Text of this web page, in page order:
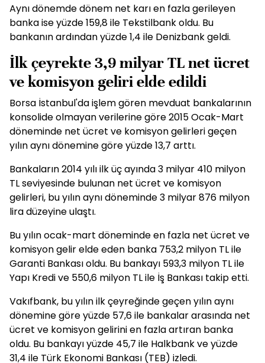
Aynı dönemde dönem net karı en fazla gerileyen
banka ise yüzde 159,8 ile Tekstilbank oldu. Bu
bankanın ardından yüzde 1,4 ile Denizbank geldi.
İlk çeyrekte 3,9 milyar TL net ücret
ve komisyon geliri elde edildi
Borsa İstanbul'da işlem gören mevduat bankalarının
konsolide olmayan verilerine göre 2015 Ocak-Mart
döneminde net ücret ve komisyon gelirleri geçen
yılın aynı dönemine göre yüzde 13,7 arttı.
Bankaların 2014 yılı ilk üç ayında 3 milyar 410 milyon
TL seviyesinde bulunan net ücret ve komisyon
gelirleri, bu yılın aynı döneminde 3 milyar 876 milyon
lira düzeyine ulaştı.
Bu yılın ocak-mart döneminde en fazla net ücret ve
komisyon gelir elde eden banka 753,2 milyon TL ile
Garanti Bankası oldu. Bu bankayı 593,3 milyon TL ile
Yapı Kredi ve 550,6 milyon TL ile İş Bankası takip etti.
Vakıfbank, bu yılın ilk çeyreğinde geçen yılın aynı
dönemine göre yüzde 57,6 ile bankalar arasında net
ücret ve komisyon gelirini en fazla artıran banka
oldu. Bu bankayı yüzde 45,7 ile Halkbank ve yüzde
31,4 ile Türk Ekonomi Bankası (TEB) izledi.